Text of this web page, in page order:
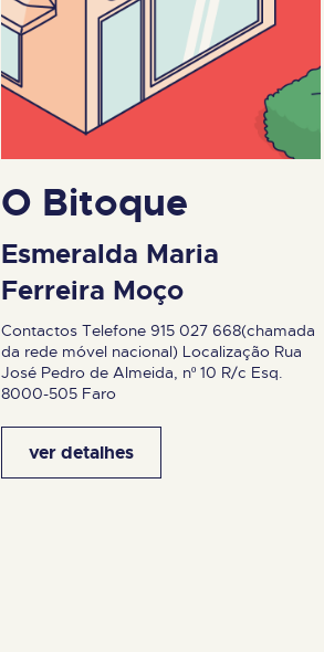
O Bitoque
Esmeralda Maria
Ferreira Moço
Contactos Telefone 915 027 668(chamada
da rede móvel nacional) Localização Rua
José Pedro de Almeida, nº 10 R/c Esq.
8000-505 Faro
ver detalhes